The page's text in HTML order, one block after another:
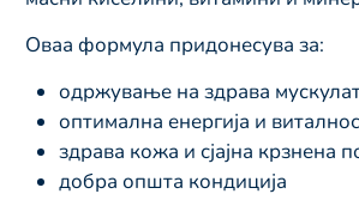
Оваа формула придонесува за:
одржување на здрава
оптимална енергија и
здрава кожа и сјајна крзнена
добра општа кондиција